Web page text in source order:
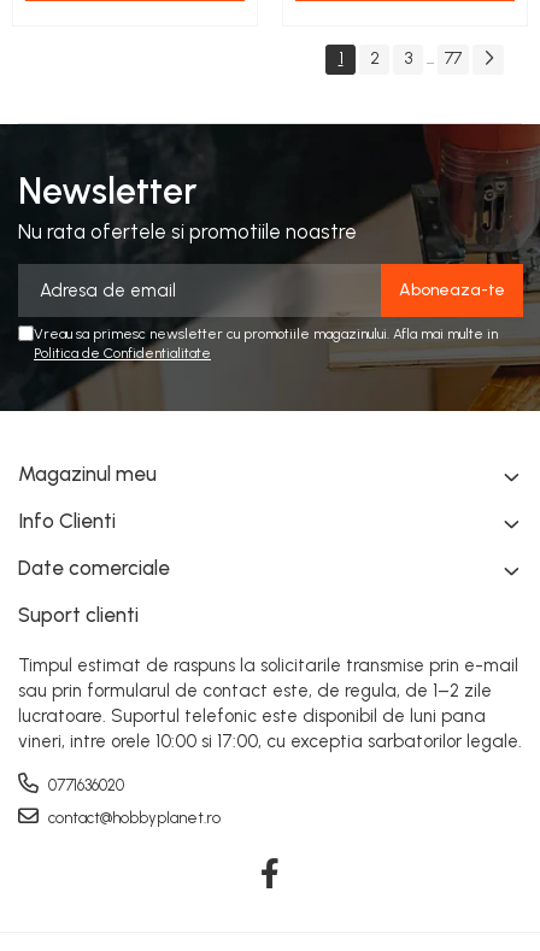
1 2 3 ... 77
Newsletter
Nu rata ofertele si promotiile noastre
Vreau sa primesc newsletter cu promotiile magazinului. Afla mai multe in
Politica de Confidentialitate
Magazinul meu
Info Clienti
Date comerciale
Suport clienti
Timpul estimat de raspuns la solicitarile transmise prin e-mail
sau prin formularul de contact este, de regula, de 1–2 zile
lucratoare. Suportul telefonic este disponibil de luni pana
vineri, intre orele 10:00 si 17:00, cu exceptia sarbatorilor legale.
0771636020
contact@hobbyplanet.ro